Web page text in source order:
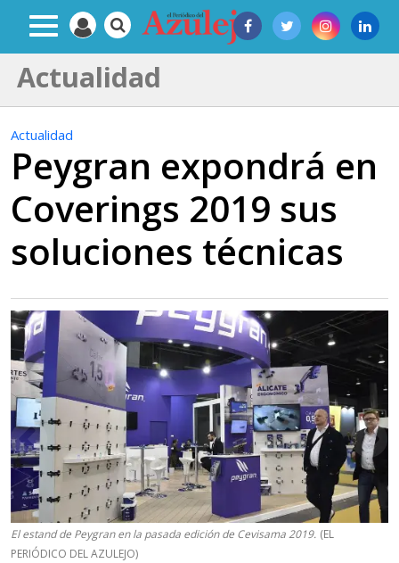
Actualidad
Actualidad
Peygran expondrá en
Coverings 2019 sus
soluciones técnicas
El estand de Peygran en la pasada edición de Cevisama 2019. (EL
PERIÓDICO DEL AZULEJO)